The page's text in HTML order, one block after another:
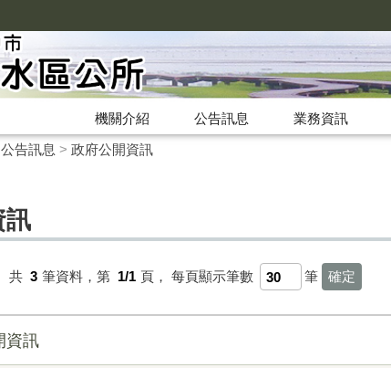
機關介紹 公告訊息 業務資訊
公告訊息 > 政府公開資訊
訊
共 3 筆資料，第 1/1 頁， 每頁顯示筆數 筆
資訊